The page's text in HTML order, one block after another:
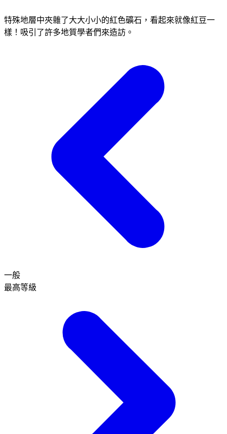
特殊地層中夾雜了大大小小的紅色礦石，看起來就像紅豆一
樣！吸引了許多地質學者們來造訪。
一般
最高等級